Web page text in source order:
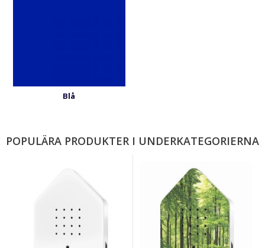
Blå
POPULÄRA PRODUKTER I UNDERKATEGORIERNA